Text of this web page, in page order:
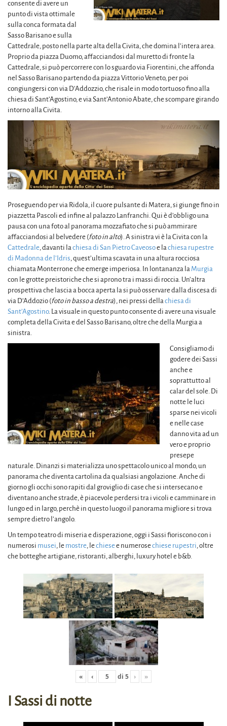
consente di avere un
punto di vista ottimale
sulla conca formata dal
Sasso Barisano e sulla
Cattedrale, posto nella parte alta della Civita, che domina l’intera area.
Proprio da piazza Duomo, affacciandosi dal muretto di fronte la
Cattedrale, si può percorrere con lo sguardo via Fiorentini, che affonda
nel Sasso Barisano partendo da piazza Vittorio Veneto, per poi
congiungersi con via D’Addozzio, che risale in modo tortuoso fino alla
chiesa di Sant’Agostino, e via Sant’Antonio Abate, che scompare girando
intorno alla Civita.
Proseguendo per via Ridola, il cuore pulsante di Matera, si giunge fino in
piazzetta Pascoli ed infine al palazzo Lanfranchi. Qui è d’obbligo una
pausa con una foto al panorama mozzafiato che si può ammirare
affacciandosi al belvedere (foto in alto). A sinistra vi è la Civita con la
Cattedrale, davanti lachiesa di San Pietro Caveosoe lachiesa rupestre
di Madonna de l’Idris, quest’ultima scavata in una altura rocciosa
chiamata Monterrone che emerge imperiosa. In lontananza la Murgia
con le grotte preistoriche che si aprono tra i massi di roccia. Un’altra
prospettiva che lascia a bocca aperta la si può osservare dalla discesa di
via D’Addozio (foto in basso a destra), nei pressi dellachiesa di
Sant’Agostino. La visuale in questo punto consente di avere una visuale
completa della Civita e del Sasso Barisano, oltre che della Murgia a
sinistra.
Consigliamo di
godere dei Sassi
anche e
soprattutto al
calar del sole. Di
notte le luci
sparse nei vicoli
e nelle case
danno vita ad un
vero e proprio
presepe
naturale. Dinanzi si materializza uno spettacolo unico al mondo, un
panorama che diventa cartolina da qualsiasi angolazione. Anche di
giorno gli occhi sono rapiti dal groviglio di case che si intersecano e
diventano anche strade, è piacevole perdersi tra i vicoli e camminare in
lungo ed in largo, perchè in questo luogo il panorama migliore si trova
sempre dietro l’angolo.
Un tempo teatro di miseria e disperazione, oggi i Sassi fioriscono con i
numerosi musei, le mostre, lechiesee numerosechiese rupestri, oltre
che botteghe artigiane, ristoranti, alberghi, luxury hotel e b&b.
« ‹ di 5 › »
I Sassi di notte